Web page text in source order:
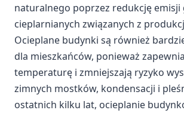
naturalnego poprzez redukcję emisji
cieplarnianych związanych z
Ocieplane budynki są również
dla mieszkańców, ponieważ
temperaturę i zmniejszają ryzyko
zimnych mostków, kondensacji i
ostatnich kilku lat, ocieplanie